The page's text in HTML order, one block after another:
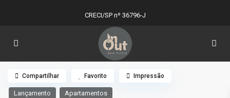
CRECI/SP nº 36796-J
Lançamento Apartamentos
Compartilhar Favorito Impressão